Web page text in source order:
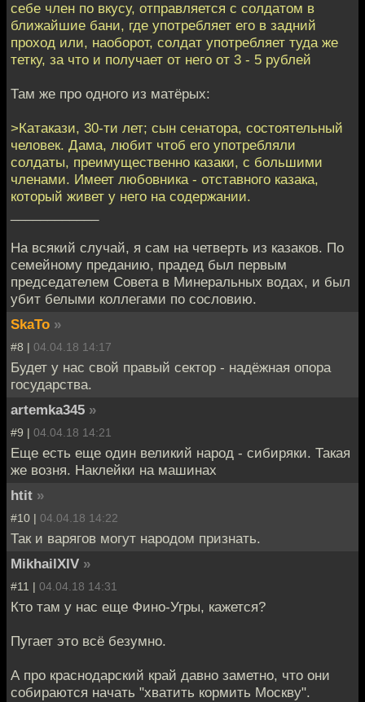
себе член по вкусу, отправляется с солдатом в
ближайшие бани, где употребляет его в задний
проход или, наоборот, солдат употребляет туда же
тетку, за что и получает от него от 3 - 5 рублей
Там же про одного из матёрых:
>Катакази, 30-ти лет; сын сенатора, состоятельный
человек. Дама, любит чтоб его употребляли
солдаты, преимущественно казаки, с большими
членами. Имеет любовника - отставного казака,
который живет у него на содержании.
На всякий случай, я сам на четверть из казаков. По
семейному преданию, прадед был первым
председателем Совета в Минеральных водах, и был
убит белыми коллегами по сословию.
SkaTo »
#8 | 04.04.18 14:17
Будет у нас свой правый сектор - надёжная опора
государства.
artemka345 »
#9 | 04.04.18 14:21
Еще есть еще один великий народ - сибиряки. Такая
же возня. Наклейки на машинах
htit »
#10 | 04.04.18 14:22
Так и варягов могут народом признать.
MikhailXIV »
#11 | 04.04.18 14:31
Кто там у нас еще Фино-Угры, кажется?
Пугает это всё безумно.
А про краснодарский край давно заметно, что они
собираются начать "хватить кормить Москву".